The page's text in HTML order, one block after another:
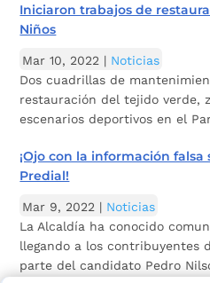
Iniciaron trabajos de
Niños
Mar 10, 2022 | Noticias
Dos cuadrillas de
restauración del tejido verde,
escenarios deportivos en el
¡Ojo con la información
Predial!
Mar 9, 2022 | Noticias
La Alcaldía ha conocido
llegando a los contribuyentes
parte del candidato Pedro